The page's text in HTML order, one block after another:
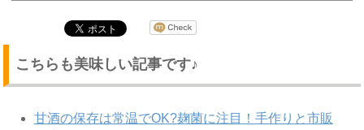
こちらも美味しい記事です♪
甘酒の保存は常温でOK?麹菌に注目！手作りと市販